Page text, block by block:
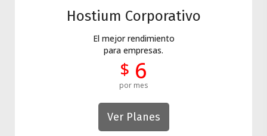
Hostium Corporativo
El mejor rendimiento
para empresas.
$ 6
por mes
Ver Planes